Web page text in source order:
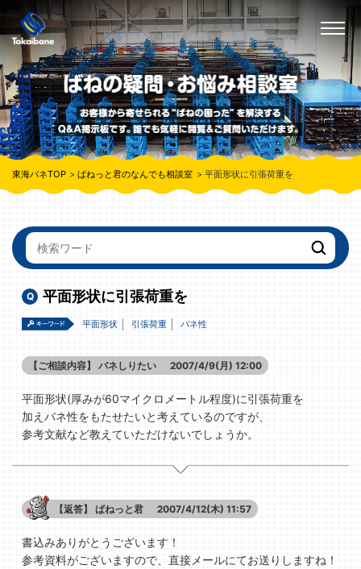
東海バネTOP ばねっと君のなんでも相談室 平面形状に引張荷重を
平面形状に引張荷重を
平面形状 引張荷重 バネ性
【ご相談内容】 バネしりたい 2007/4/9(月) 12:00
平面形状(厚みが60マイクロメートル程度)に引張荷重を
加えバネ性をもたせたいと考えているのですが、
参考文献など教えていただけないでしょうか。
【返答】 ばねっと君 2007/4/12(木) 11:57
書込みありがとうございます！
参考資料がございますので、直接メールにてお送りしますね！